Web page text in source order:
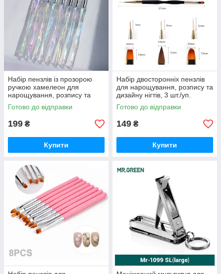
Набір пензлів із прозорою
ручкою хамелеон для
нарощування, розпису та
дизайну нігтів, 8 шт./уп.
Готово до відправки
199 ₴
Купити
Набір двосторонніх пензлів
для нарощування, розпису та
дизайну нігтів, 3 шт./уп.
Готово до відправки
149 ₴
Купити